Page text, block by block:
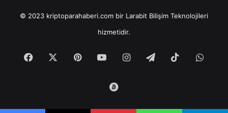
© 2023 kriptoparahaberi.com bir Larabit Bilişim Teknolojileri
hizmetidir.
Facebook PinterestYouTubeInstagram
TelegramTikTok
Tradingview